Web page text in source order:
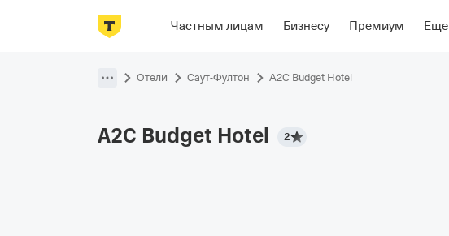
Частным лицам Бизнесу Премиум Еще
Фотографии НомераРасположениеОб отеле
Отели Саут-Фултон A2C Budget Hotel
A2C Budget Hotel 2